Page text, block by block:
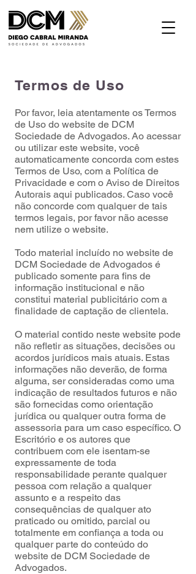
Termos de Uso
Por favor, leia atentamente os Termos
de Uso do website de DCM
Sociedade de Advogados. Ao acessar
ou utilizar este website, você
automaticamente concorda com estes
Termos de Uso, com a Política de
Privacidade e com o Aviso de Direitos
Autorais aqui publicados. Caso você
não concorde com qualquer de tais
termos legais, por favor não acesse
nem utilize o website.
Todo material incluído no website de
DCM Sociedade de Advogados é
publicado somente para fins de
informação institucional e não
constitui material publicitário com a
finalidade de captação de clientela.
O material contido neste website pode
não refletir as situações, decisões ou
acordos jurídicos mais atuais. Estas
informações não deverão, de forma
alguma, ser consideradas como uma
indicação de resultados futuros e não
são fornecidas como orientação
jurídica ou qualquer outra forma de
assessoria para um caso específico. O
Escritório e os autores que
contribuem com ele isentam-se
expressamente de toda
responsabilidade perante qualquer
pessoa com relação a qualquer
assunto e a respeito das
consequências de qualquer ato
praticado ou omitido, parcial ou
totalmente em confiança a toda ou
qualquer parte do conteúdo do
website de DCM Sociedade de
Advogados.